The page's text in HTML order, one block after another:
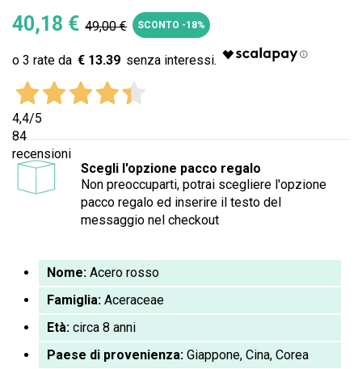
40,18 € 49,00 € SCONTO -18%
€ 13.39
4,4/5
84
recensioni
Scegli l'opzione pacco regalo
Non preoccuparti, potrai scegliere l'opzione
pacco regalo ed inserire il testo del
messaggio nel checkout
Nome: Acero rosso
Famiglia: Aceraceae
Età: circa 8 anni
Paese di provenienza: Giappone, Cina, Corea